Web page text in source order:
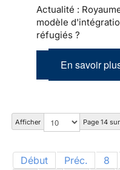
Actualité :
modèle
réfugiés ?
En savoir
Afficher Page 14
Début Préc. 8